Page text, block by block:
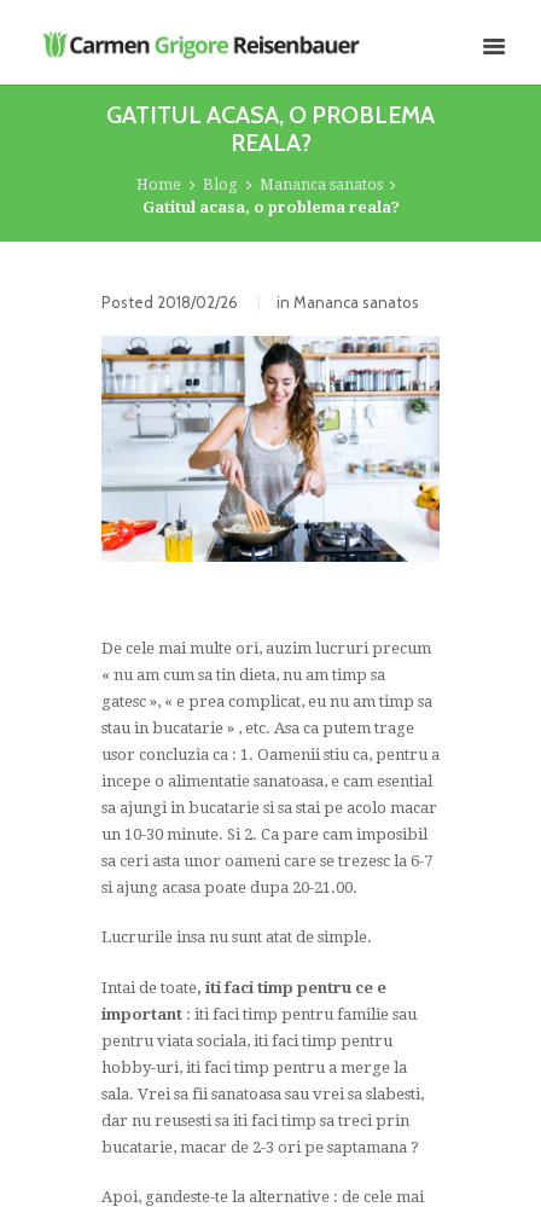
GATITUL ACASA, O PROBLEMA
REALA?
Home Blog
Mananca sanatos
Gatitul acasa, o problema reala?
Posted 2018/02/26 in Mananca sanatos
De cele mai multe ori, auzim lucruri precum
« nu am cum sa tin dieta, nu am timp sa
gatesc », « e prea complicat, eu nu am timp sa
stau in bucatarie » , etc. Asa ca putem trage
usor concluzia ca : 1. Oamenii stiu ca, pentru a
incepe o alimentatie sanatoasa, e cam esential
sa ajungi in bucatarie si sa stai pe acolo macar
un 10-30 minute. Si 2. Ca pare cam imposibil
sa ceri asta unor oameni care se trezesc la 6-7
si ajung acasa poate dupa 20-21.00.
Lucrurile insa nu sunt atat de simple.
Intai de toate, iti faci timp pentru ce e
important : iti faci timp pentru familie sau
pentru viata sociala, iti faci timp pentru
hobby-uri, iti faci timp pentru a merge la
sala. Vrei sa fii sanatoasa sau vrei sa slabesti,
dar nu reusesti sa iti faci timp sa treci prin
bucatarie, macar de 2-3 ori pe saptamana ?
Apoi, gandeste-te la alternative : de cele mai